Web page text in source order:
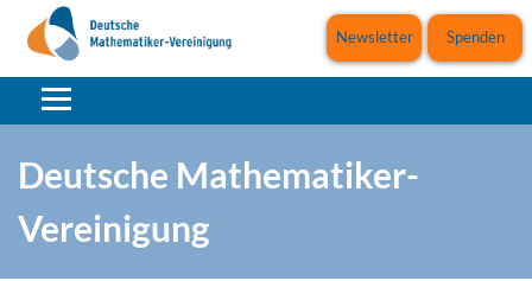
Spenden
Newsletter
Deutsche Mathematiker-
Vereinigung